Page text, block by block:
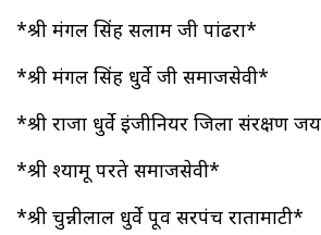
*श्री मंगल सिंह सलाम जी पांढरा*
*श्री मंगल सिंह धुर्वे जी समाजसेवी*
*श्री राजा धुर्वे इंजीनियर जिला संरक्षण
*श्री श्यामू परते समाजसेवी*
*श्री चुन्नीलाल धुर्वे पूर्व सरपंच रातामाटी*